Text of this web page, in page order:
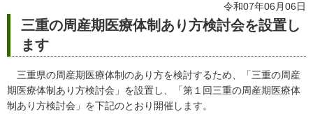
令和07年06月06日
三重の周産期医療体制あり方検討会を設置し
ます
三重県の周産期医療体制のあり方を検討するため、「三重の周産
期医療体制あり方検討会」を設置し、「第１回三重の周産期医療体
制あり方検討会」を下記のとおり開催します。